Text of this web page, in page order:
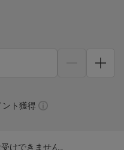
ント獲得
けできません。